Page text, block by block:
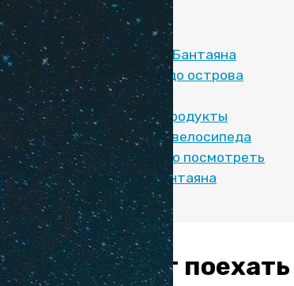
Содержание:
Преимущества Бантаяна
Как добраться до острова
Жилье
Цены на еду и продукты
Аренда байка и велосипеда
Что интересного посмотреть
Недостатки Бантаяна
Почему стоит